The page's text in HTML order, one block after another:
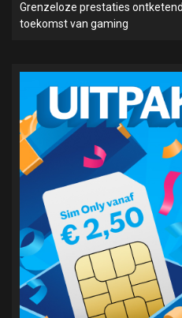
Grenzeloze prestaties
toekomst van gaming